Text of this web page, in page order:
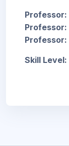
Professor:
Professor:
Professor:
Skill Level: